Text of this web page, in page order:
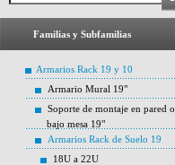
Familias y Subfamilias
Armarios Rack 19 y 10
Armario Mural 19"
Soporte de montaje en pared o
bajo mesa 19"
Armarios Rack de Suelo 19
18U a 22U